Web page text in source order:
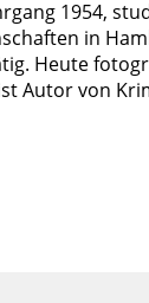
1954,
in
Heute
Autor von